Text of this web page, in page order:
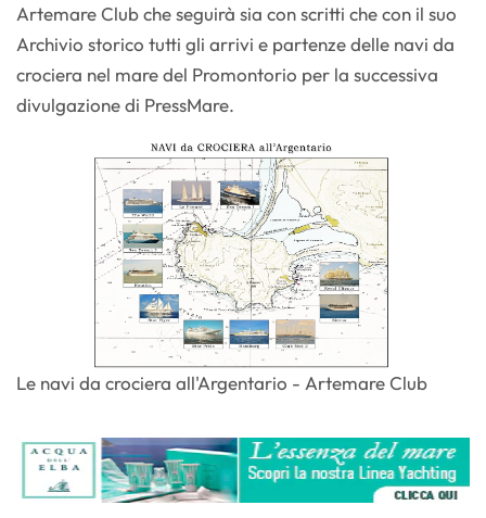
Artemare Club che seguirà sia con scritti che con il suo
Archivio storico tutti gli arrivi e partenze delle navi da
crociera nel mare del Promontorio per la successiva
divulgazione di PressMare.
Le navi da crociera all'Argentario - Artemare Club